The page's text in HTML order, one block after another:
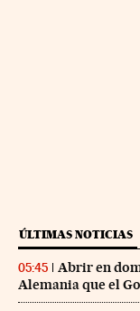
ÚLTIMAS NOTICIAS
05:45
Abrir en
Alemania que el